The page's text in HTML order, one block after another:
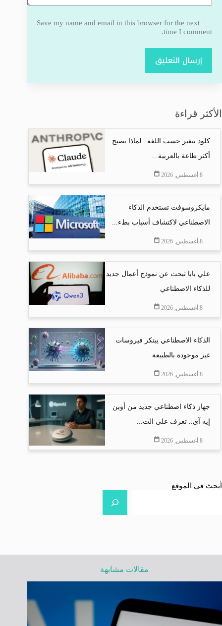
Save my name and email in this browser for the next
time I comment.
إرسال التعليق
الأكثر قراءة
كلود يتغير حسب اللغة.. لماذا يصبح
أكثر طاعة بالعربية...
8 أغسطس, 2026
مايكروسوفت تستخدم الذكاء
الاصطناعي لاكتشاف أسباب بطء...
8 أغسطس, 2026
علي بابا تبحث عن نموذج أعمال جديد
للذكاء الاصطناعي
8 أغسطس, 2026
الذكاء الاصطناعي يبتكر فيروسات
غير موجودة بالطبيعة
8 أغسطس, 2026
جهاز ذكاء اصطناعي جديد من أوبن
إيه آي.. تعرف على الت...
8 أغسطس, 2026
أبحث في الموقع
مقالات مشابهة